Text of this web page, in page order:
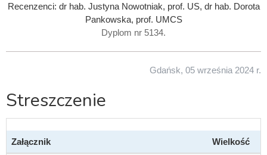
Recenzenci: dr hab. Justyna Nowotniak, prof. US, dr hab. Dorota
Pankowska, prof. UMCS
Dyplom nr 5134.
Gdańsk, 05 września 2024 r.
Streszczenie
Załącznik Wielkość